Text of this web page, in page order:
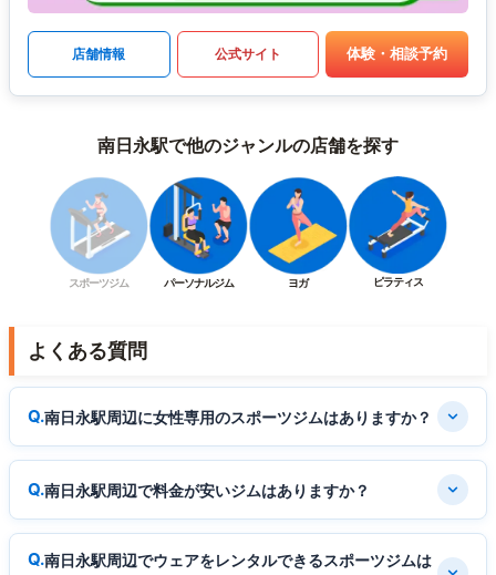
店舗情報 公式サイト 体験・相談予約
南日永駅で他のジャンルの店舗を探す
スポーツジム パーソナルジム ヨガ ピラティス
よくある質問
南日永駅周辺に女性専用のスポーツジムはありますか？
南日永駅周辺で料金が安いジムはありますか？
南日永駅周辺でウェアをレンタルできるスポーツジムは